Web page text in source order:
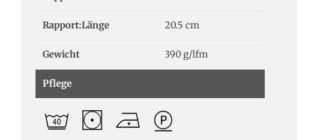
Rapport:Länge 20.5 cm
Gewicht 390 g/lfm
Pflege